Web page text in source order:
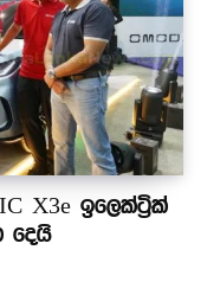
X3e ඉලෙක්ට්‍රික්
දෙයි